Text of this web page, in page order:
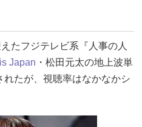
たフジテレビ系『人事の人
Japan ・松田元太の地上波単
たが、視聴率はなかなかシ